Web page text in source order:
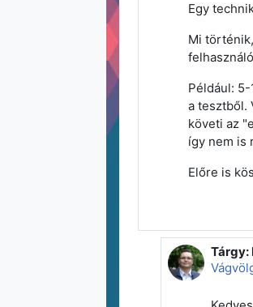
Egy
Mi
Például:
a tesztből.
követi az
így nem is
Előre is
Válasz
Tárgy: